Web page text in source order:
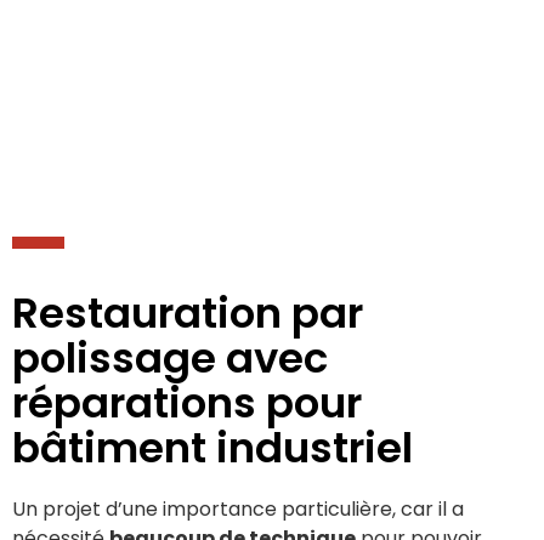
Restauration par
polissage avec
réparations pour
bâtiment industriel
Un projet d’une importance particulière, car il a